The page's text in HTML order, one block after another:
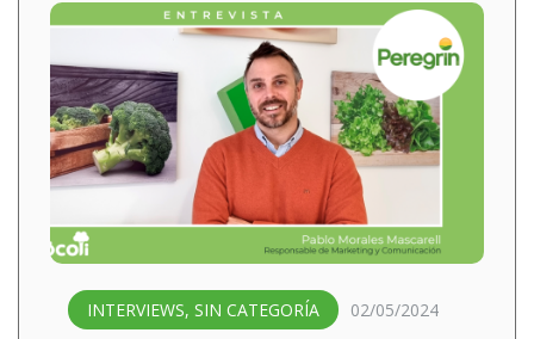
INTERVIEWS, SIN CATEGORÍA 02/05/2024